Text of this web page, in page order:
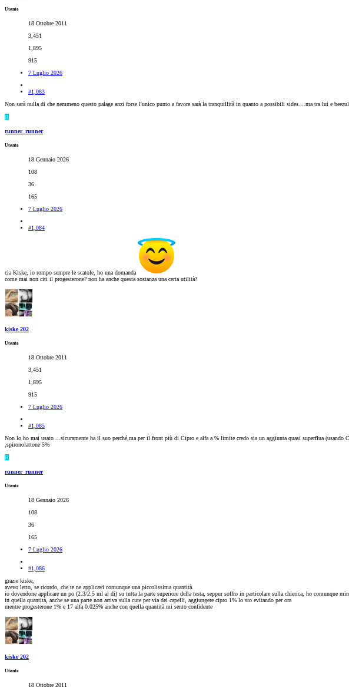
Utente
18 Ottobre 2011
3,451
1,895
915
7 Luglio 2026
#1,083
Non sarà nulla di che nemmeno questo palage anzi forse l'unico punto a favore sarà la tranquillità in quanto a possibili sides....ma tra lui e
R
runner_runner
Utente
18 Gennaio 2026
108
36
165
7 Luglio 2026
#1,084
cia Kiske, io rompo sempre le scatole, ho una domanda
come mai non citi il progesterone? non ha anche questa sostanza una certa utilità?
kiske 202
Utente
18 Ottobre 2011
3,451
1,895
915
7 Luglio 2026
#1,085
Non lo ho mai usato ...sicuramente ha il suo perché,ma per il front più di Cipro e alfa a % limite credo sia un aggiunta quasi superflua
,spironolattone 5%
R
runner_runner
Utente
18 Gennaio 2026
108
36
165
7 Luglio 2026
#1,086
grazie kiske,
avevo letto, se ricordo, che te ne applicavi comunque una piccolissima quantità.
io dovendone applicare un po (2.3/2.5 ml al di) su tutta la parte superiore della testa, seppur soffro in particolare sulla chierica, ho comunque
in quella quantità, anche se una parte non arriva sulla cute per via dei capelli, aggiungere cipro 1% lo sto evitando per ora
mentre progesterone 1% e 17 alfa 0.025% anche con quella quantità mi sento confidente
kiske 202
Utente
18 Ottobre 2011